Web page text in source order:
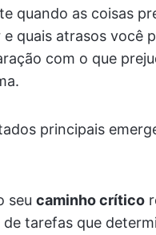
quando as coisas
quais atrasos você
com o que
principais
seu caminho crítico
de tarefas que